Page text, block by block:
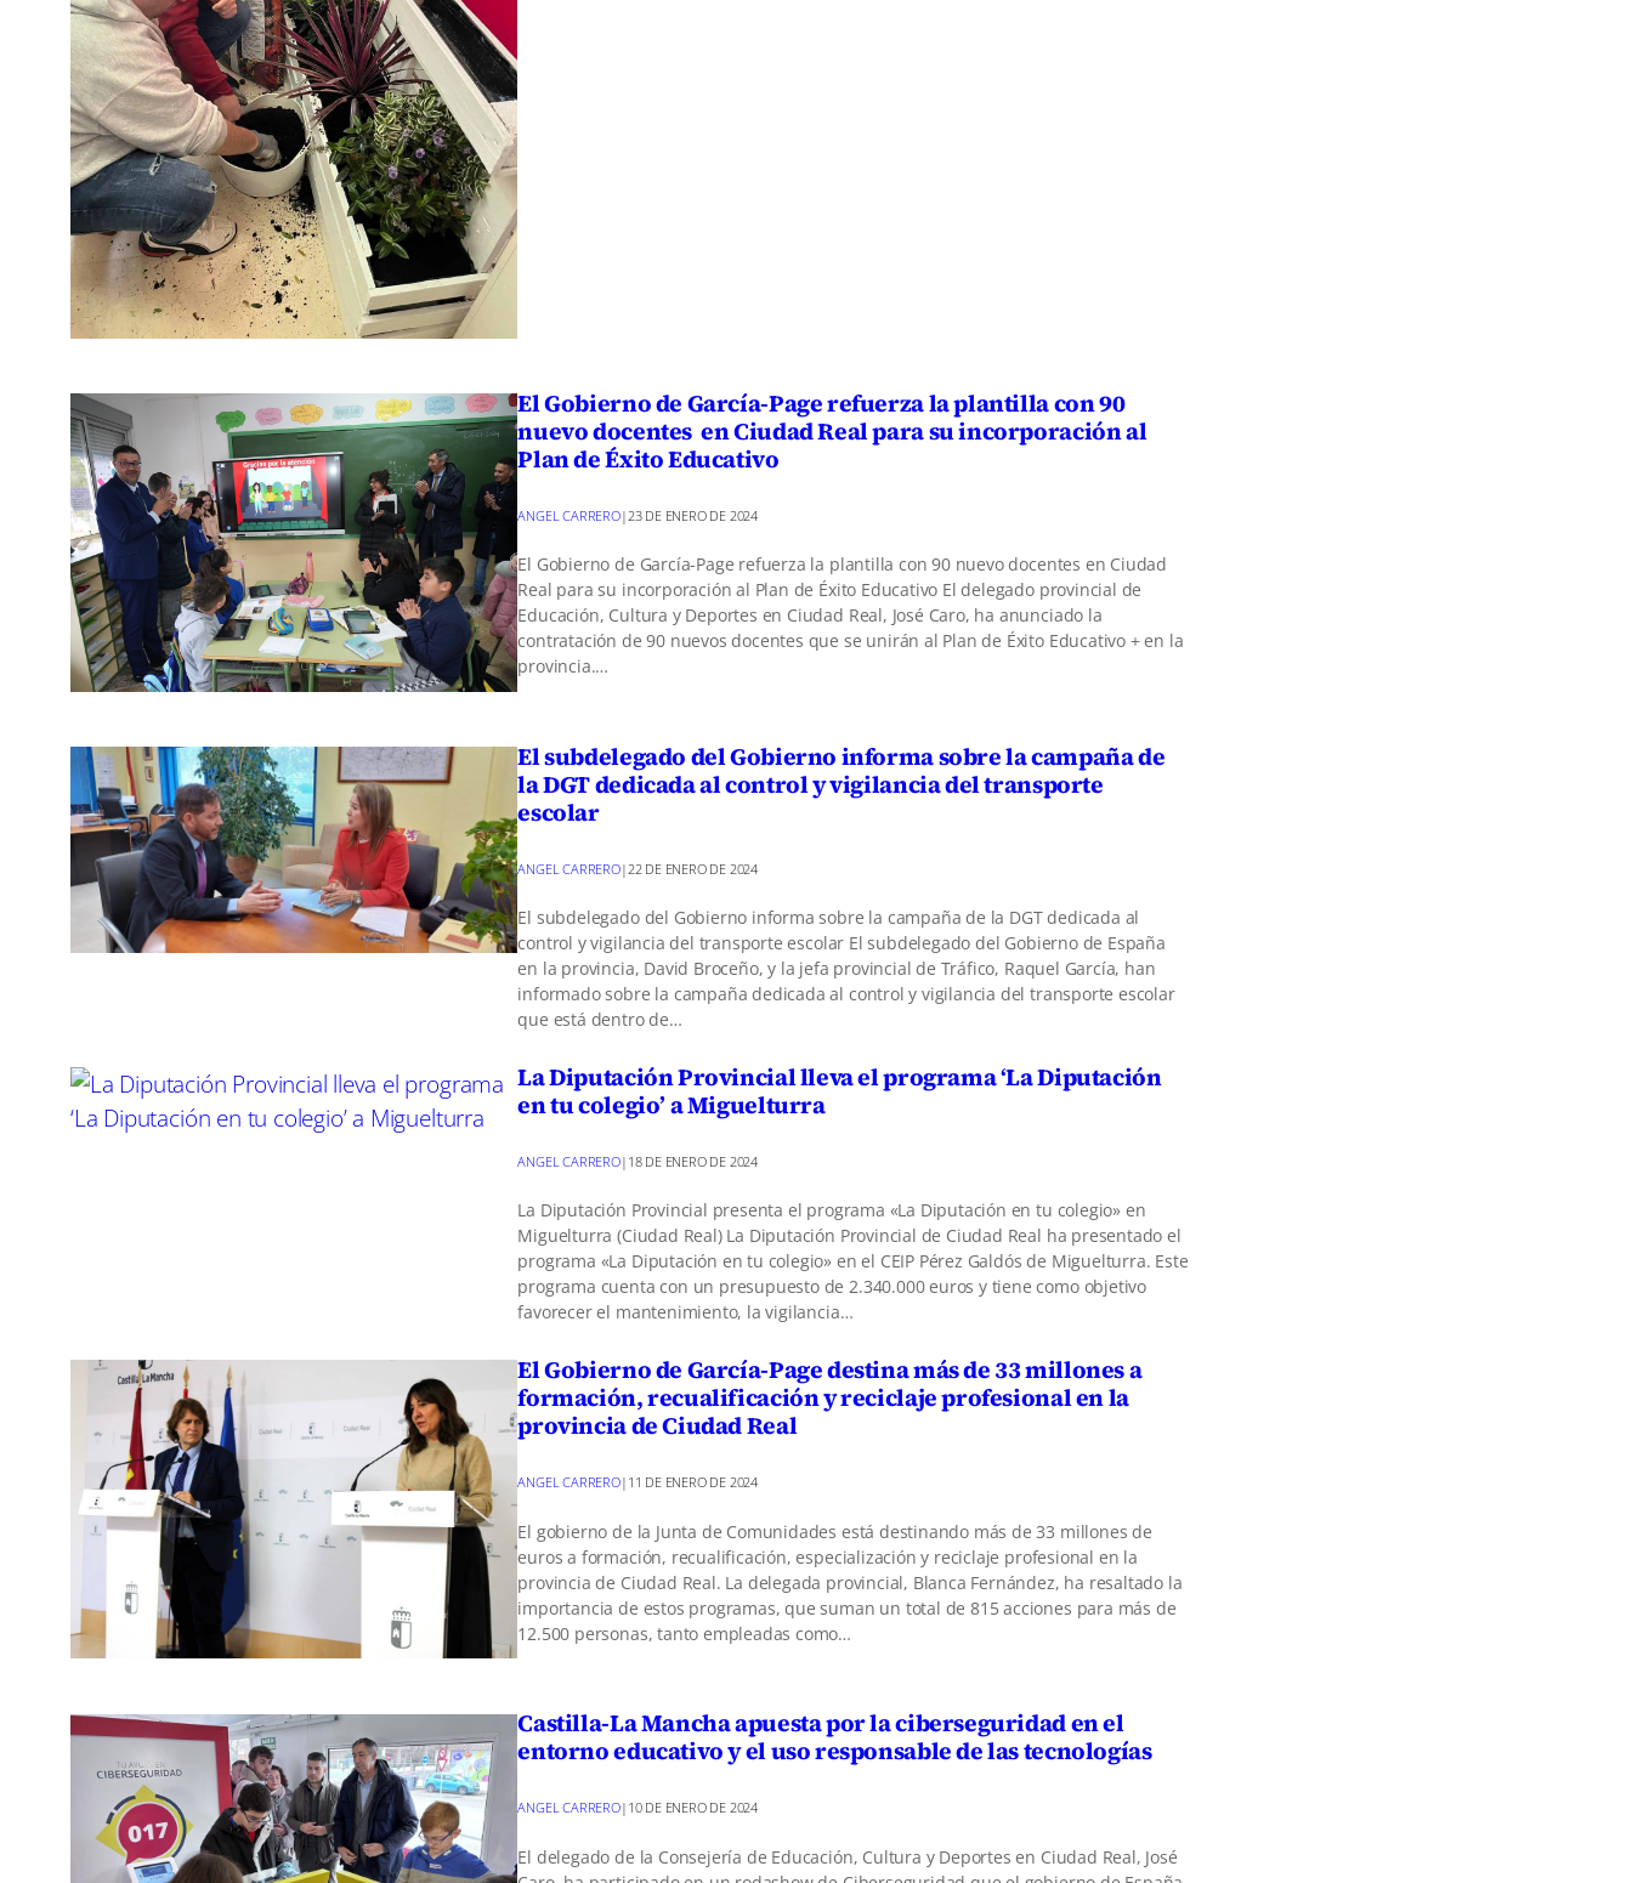
El Gobierno de García-Page refuerza la plantilla con 90
nuevo docentes en Ciudad Real para su incorporación al
Plan de Éxito Educativo
ANGEL CARRERO| 23 DE ENERO DE 2024
El Gobierno de García-Page refuerza la plantilla con 90 nuevo docentes en Ciudad
Real para su incorporación al Plan de Éxito Educativo El delegado provincial de
Educación, Cultura y Deportes en Ciudad Real, José Caro, ha anunciado la
contratación de 90 nuevos docentes que se unirán al Plan de Éxito Educativo + en la
provincia.…
El subdelegado del Gobierno informa sobre la campaña de
la DGT dedicada al control y vigilancia del transporte
escolar
ANGEL CARRERO| 22 DE ENERO DE 2024
El subdelegado del Gobierno informa sobre la campaña de la DGT dedicada al
control y vigilancia del transporte escolar El subdelegado del Gobierno de España
en la provincia, David Broceño, y la jefa provincial de Tráfico, Raquel García, han
informado sobre la campaña dedicada al control y vigilancia del transporte escolar
que está dentro de…
La Diputación Provincial lleva el programa ‘La Diputación
en tu colegio’ a Miguelturra
ANGEL CARRERO| 18 DE ENERO DE 2024
La Diputación Provincial presenta el programa «La Diputación en tu colegio» en
Miguelturra (Ciudad Real) La Diputación Provincial de Ciudad Real ha presentado el
programa «La Diputación en tu colegio» en el CEIP Pérez Galdós de Miguelturra. Este
programa cuenta con un presupuesto de 2.340.000 euros y tiene como objetivo
favorecer el mantenimiento, la vigilancia…
El Gobierno de García-Page destina más de 33 millones a
formación, recualificación y reciclaje profesional en la
provincia de Ciudad Real
ANGEL CARRERO| 11 DE ENERO DE 2024
El gobierno de la Junta de Comunidades está destinando más de 33 millones de
euros a formación, recualificación, especialización y reciclaje profesional en la
provincia de Ciudad Real. La delegada provincial, Blanca Fernández, ha resaltado la
importancia de estos programas, que suman un total de 815 acciones para más de
12.500 personas, tanto empleadas como…
Castilla-La Mancha apuesta por la ciberseguridad en el
entorno educativo y el uso responsable de las tecnologías
ANGEL CARRERO| 10 DE ENERO DE 2024
El delegado de la Consejería de Educación, Cultura y Deportes en Ciudad Real, José